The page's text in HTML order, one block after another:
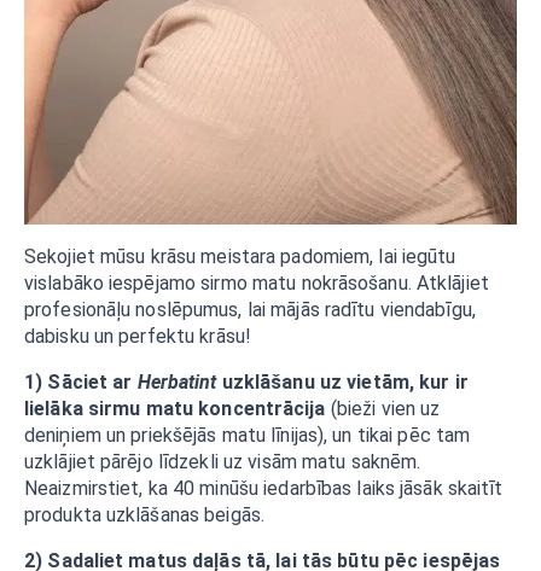
Sekojiet mūsu krāsu meistara padomiem, lai iegūtu
vislabāko iespējamo sirmo matu nokrāsošanu. Atklājiet
profesionāļu noslēpumus, lai mājās radītu viendabīgu,
dabisku un perfektu krāsu!
1) Sāciet ar Herbatint uzklāšanu uz vietām, kur ir
lielāka sirmu matu koncentrācija (bieži vien uz
deniņiem un priekšējās matu līnijas), un tikai pēc tam
uzklājiet pārējo līdzekli uz visām matu saknēm.
Neaizmirstiet, ka 40 minūšu iedarbības laiks jāsāk skaitīt
produkta uzklāšanas beigās.
2) Sadaliet matus daļās tā, lai tās būtu pēc iespējas